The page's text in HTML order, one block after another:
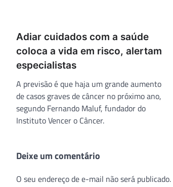
Adiar cuidados com a saúde
coloca a vida em risco, alertam
especialistas
A previsão é que haja um grande aumento
de casos graves de câncer no próximo ano,
segundo Fernando Maluf, fundador do
Instituto Vencer o Câncer.
Deixe um comentário
O seu endereço de e-mail não será publicado.